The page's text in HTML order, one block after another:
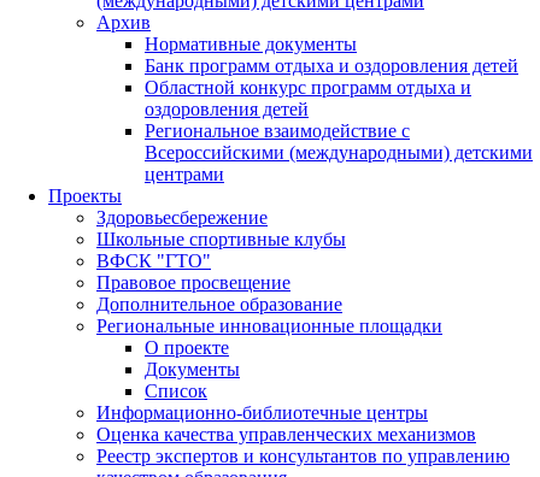
Архив
Нормативные документы
Банк программ отдыха и оздоровления детей
Областной конкурс программ отдыха и
оздоровления детей
Региональное взаимодействие с
Всероссийскими (международными) детскими
центрами
Проекты
Здоровьесбережение
Школьные спортивные клубы
ВФСК "ГТО"
Правовое просвещение
Дополнительное образование
Региональные инновационные площадки
О проекте
Документы
Список
Информационно-библиотечные центры
Оценка качества управленческих механизмов
Реестр экспертов и консультантов по управлению